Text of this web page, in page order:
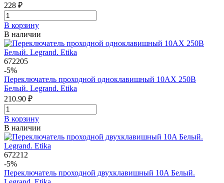
228 ₽
В корзинy
В наличии
672205
-5%
Переключатель проходной одноклавишный 10AХ 250В
Белый. Legrand. Etika
210.90 ₽
В корзинy
В наличии
672212
-5%
Переключатель проходной двухклавишный 10A Белый.